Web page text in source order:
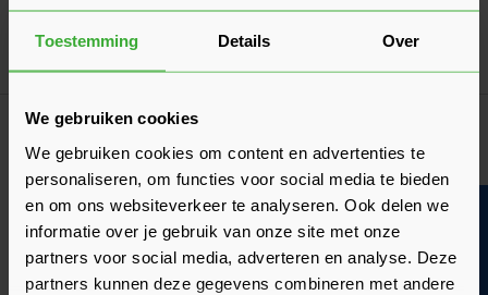
Toestemming Details Over
We gebruiken cookies
We gebruiken cookies om content en advertenties te
personaliseren, om functies voor social media te bieden
en om ons websiteverkeer te analyseren. Ook delen we
informatie over je gebruik van onze site met onze
partners voor social media, adverteren en analyse. Deze
partners kunnen deze gegevens combineren met andere
Verkrijgbaar in 7 afmetingen
Makkelijk isolatiemateriaal vergelijken en
bestellen